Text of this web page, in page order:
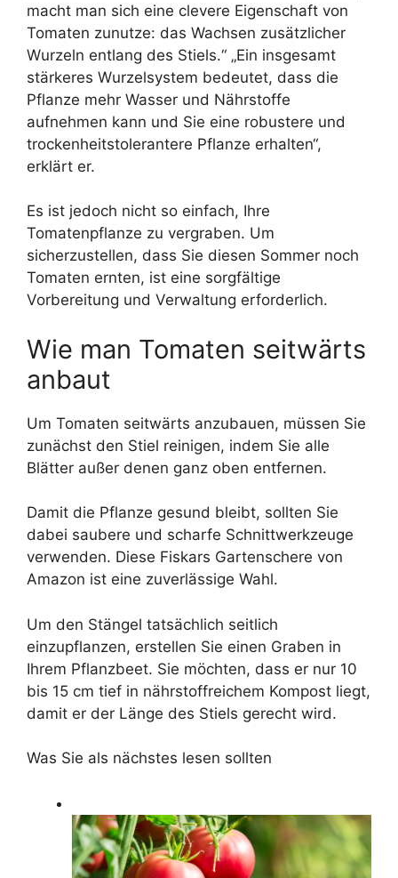
macht man sich eine clevere Eigenschaft von
Tomaten zunutze: das Wachsen zusätzlicher
Wurzeln entlang des Stiels.“ „Ein insgesamt
stärkeres Wurzelsystem bedeutet, dass die
Pflanze mehr Wasser und Nährstoffe
aufnehmen kann und Sie eine robustere und
trockenheitstolerantere Pflanze erhalten“,
erklärt er.
Es ist jedoch nicht so einfach, Ihre
Tomatenpflanze zu vergraben. Um
sicherzustellen, dass Sie diesen Sommer noch
Tomaten ernten, ist eine sorgfältige
Vorbereitung und Verwaltung erforderlich.
Wie man Tomaten seitwärts
anbaut
Um Tomaten seitwärts anzubauen, müssen Sie
zunächst den Stiel reinigen, indem Sie alle
Blätter außer denen ganz oben entfernen.
Damit die Pflanze gesund bleibt, sollten Sie
dabei saubere und scharfe Schnittwerkzeuge
verwenden. Diese Fiskars Gartenschere von
Amazon ist eine zuverlässige Wahl.
Um den Stängel tatsächlich seitlich
einzupflanzen, erstellen Sie einen Graben in
Ihrem Pflanzbeet. Sie möchten, dass er nur 10
bis 15 cm tief in nährstoffreichem Kompost liegt,
damit er der Länge des Stiels gerecht wird.
Was Sie als nächstes lesen sollten